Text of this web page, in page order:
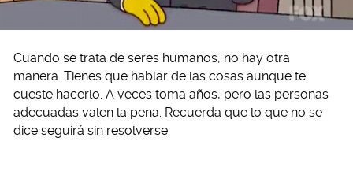
Cuando se trata de seres humanos, no hay otra
manera. Tienes que hablar de las cosas aunque te
cueste hacerlo. A veces toma años, pero las personas
adecuadas valen la pena. Recuerda que lo que no se
dice seguirá sin resolverse.